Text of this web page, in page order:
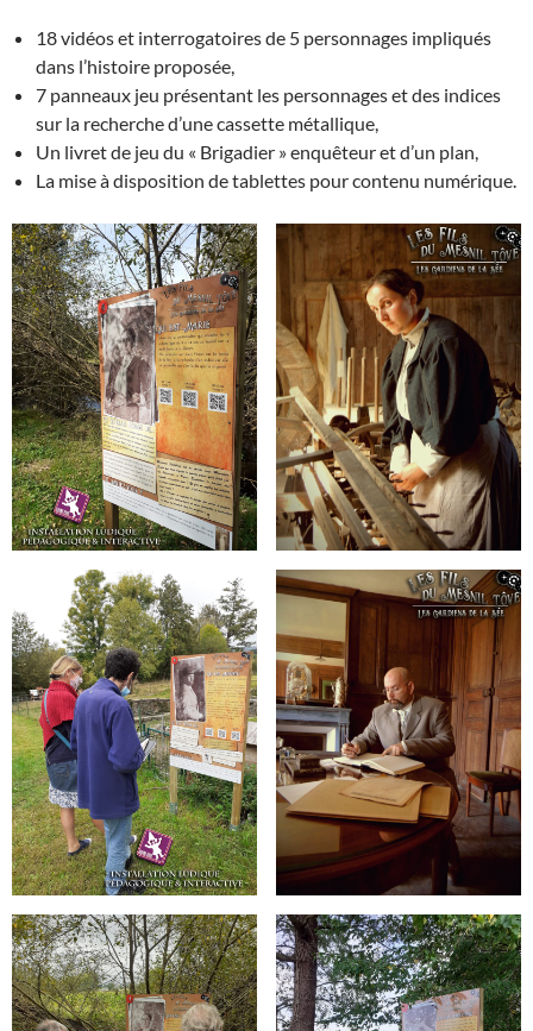
18 vidéos et interrogatoires de 5 personnages impliqués
dans l’histoire proposée,
7 panneaux jeu présentant les personnages et des indices
sur la recherche d’une cassette métallique,
Un livret de jeu du « Brigadier » enquêteur et d’un plan,
La mise à disposition de tablettes pour contenu numérique.